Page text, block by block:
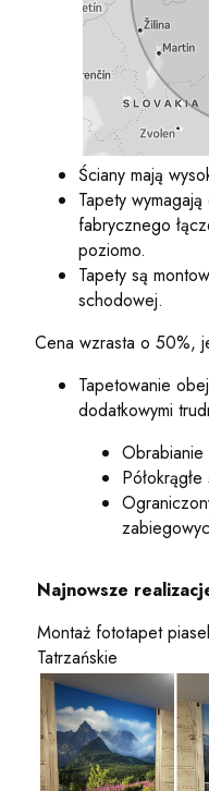
Ściany mają
Tapety
fabrycznego
poziomo.
Tapety są
schodowej.
Cena wzrasta o 50%,
Tapetowanie
dodatkowymi
Obrabianie
Półokrągłe
Najnowsze
Montaż fototapet
Tatrzańskie